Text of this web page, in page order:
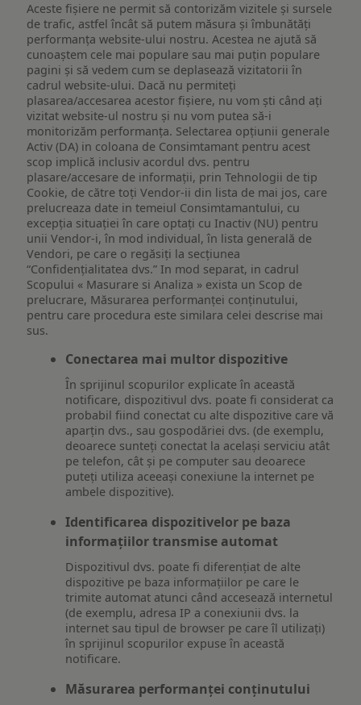
Aceste fișiere ne permit să contorizăm vizitele și sursele
de trafic, astfel încât să putem măsura și îmbunătăți
performanța website-ului nostru. Acestea ne ajută să
cunoaștem cele mai populare sau mai puțin populare
pagini și să vedem cum se deplasează vizitatorii în
cadrul website-ului. Dacă nu permiteți
plasarea/accesarea acestor fișiere, nu vom ști când ați
vizitat website-ul nostru și nu vom putea să-i
monitorizăm performanța. Selectarea opțiunii generale
Activ (DA) in coloana de Consimtamant pentru acest
scop implică inclusiv acordul dvs. pentru
plasare/accesare de informații, prin Tehnologii de tip
Cookie, de către toți Vendor-ii din lista de mai jos, care
prelucreaza date in temeiul Consimtamantului, cu
excepția situației în care optați cu Inactiv (NU) pentru
unii Vendor-i, în mod individual, în lista generală de
Vendori, pe care o regăsiți la secțiunea
“Confidențialitatea dvs.” In mod separat, in cadrul
Scopului « Masurare si Analiza » exista un Scop de
prelucrare, Măsurarea performanței conținutului,
pentru care procedura este similara celei descrise mai
sus.
Conectarea mai multor dispozitive
În sprijinul scopurilor explicate în această
notificare, dispozitivul dvs. poate fi considerat ca
probabil fiind conectat cu alte dispozitive care vă
aparțin dvs., sau gospodăriei dvs. (de exemplu,
deoarece sunteți conectat la același serviciu atât
pe telefon, cât și pe computer sau deoarece
puteți utiliza aceeași conexiune la internet pe
ambele dispozitive).
Identificarea dispozitivelor pe baza
informațiilor transmise automat
Dispozitivul dvs. poate fi diferențiat de alte
dispozitive pe baza informațiilor pe care le
trimite automat atunci când accesează internetul
(de exemplu, adresa IP a conexiunii dvs. la
internet sau tipul de browser pe care îl utilizați)
în sprijinul scopurilor expuse în această
notificare.
Măsurarea performanței conținutului